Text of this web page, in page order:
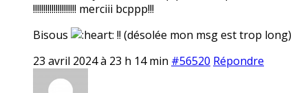
!!!!!!!!!!!!!!!!!!!!! merciii bcppp!!!
Bisous
!! (désolée mon msg est trop long)
23 avril 2024 à 23 h 14 min #56520 Répondre